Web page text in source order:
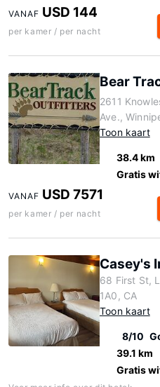
VANAF USD 144
per kamer / per nacht
Bear
2611
Ave.,
Toon kaart
38.4 km
Gratis
VANAF USD 7571
per kamer / per nacht
Casey's
68 First St,
1A0, CA
Toon kaart
8/10
39.1 km
Gratis